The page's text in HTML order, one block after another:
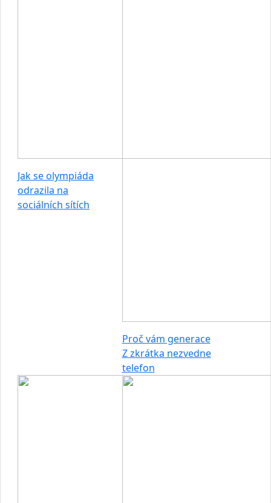
Jak se olympiáda
odrazila na
sociálních sítích
Proč vám generace
Z zkrátka nezvedne
telefon